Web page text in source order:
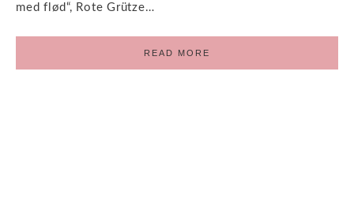
med flød“, Rote Grütze…
READ MORE